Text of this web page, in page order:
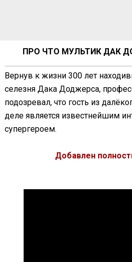
ПРО ЧТО МУЛЬТИК ДАК
Вернув к жизни 300 лет
селезня Дака Доджерса,
подозревал, что гость из
деле является известнейшим
супергероем.
Добавлен